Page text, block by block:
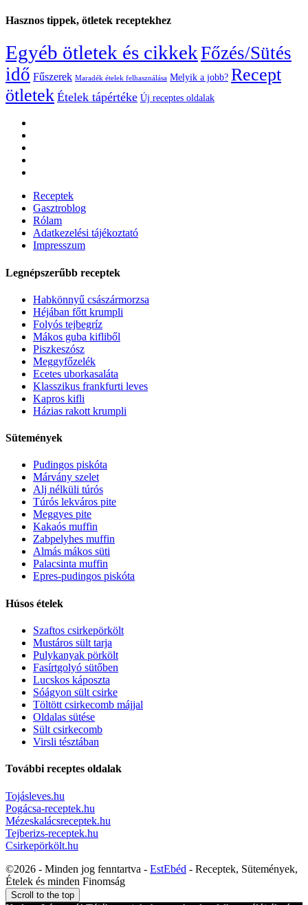
Hasznos tippek, ötletek receptekhez
Egyéb ötletek és cikkekFőzés/Sütés
idő Fűszerek Maradék ételek felhasználása Melyik a jobb? Recept
ötletek Ételek tápértéke Új receptes oldalak
Receptek
Gasztroblog
Rólam
Adatkezelési tájékoztató
Impresszum
Legnépszerűbb receptek
Habkönnyű császármorzsa
Héjában főtt krumpli
Folyós tejbegríz
Mákos guba kifliből
Piszkeszósz
Meggyfőzelék
Ecetes uborkasaláta
Klasszikus frankfurti leves
Kapros kifli
Házias rakott krumpli
Sütemények
Pudingos piskóta
Márvány szelet
Alj nélküli túrós
Túrós lekváros pite
Meggyes pite
Kakaós muffin
Zabpelyhes muffin
Almás mákos süti
Palacsinta muffin
Epres-pudingos piskóta
Húsos ételek
Szaftos csirkepörkölt
Mustáros sült tarja
Pulykanyak pörkölt
Fasírtgolyó sütőben
Lucskos káposzta
Sóágyon sült csirke
Töltött csirkecomb májjal
Oldalas sütése
Sült csirkecomb
Virsli tésztában
További receptes oldalak
Tojásleves.hu
Pogácsa-receptek.hu
Mézeskalácsreceptek.hu
Tejberizs-receptek.hu
Csirkepörkölt.hu
©2026 - Minden jog fenntartva - EstEbéd - Receptek, Sütemények,
Ételek és minden Finomság
Scroll to the top